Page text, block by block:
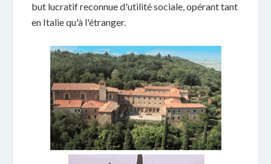
but lucratif reconnue d'utilité sociale, opérant tant
en Italie qu'à l'étranger.